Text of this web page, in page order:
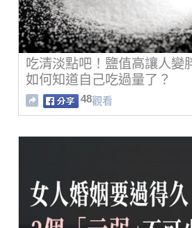
吃清淡點吧！鹽值高讓人變
如何知道自己吃過量了？
48觀看